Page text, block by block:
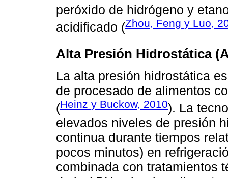
peróxido de hidrógeno y
acidificado (Zhou, Feng y Luo,
Alta Presión Hidrostática
La alta presión hidrostática
de procesado de alimentos
(Heinz y Buckow, 2010). La
elevados niveles de presión
continua durante tiempos
pocos minutos) en
combinada con tratamientos